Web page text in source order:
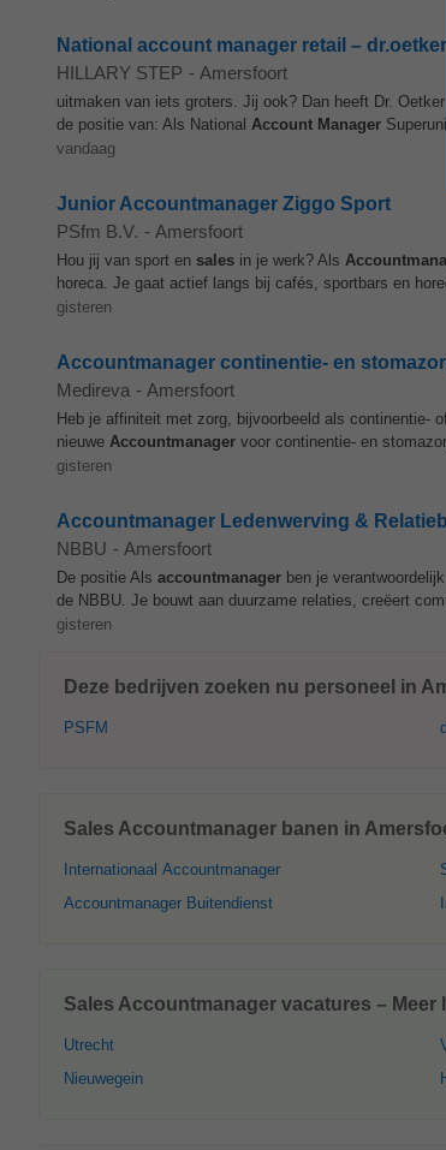
National account manager retail – dr.oetker
HILLARY STEP - Amersfoort
uitmaken van iets groters. Jij ook? Dan heeft Dr.
de positie van: Als National Account Manager
vandaag
Junior Accountmanager Ziggo Sport
PSfm B.V. - Amersfoort
Hou jij van sport en sales in je werk? Als
horeca. Je gaat actief langs bij cafés, sportbars en
gisteren
Accountmanager continentie- en
Medireva - Amersfoort
Heb je affiniteit met zorg, bijvoorbeeld als continentie-
nieuwe Accountmanager voor continentie- en
gisteren
Accountmanager Ledenwerving &
NBBU - Amersfoort
De positie Als accountmanager ben je
de NBBU. Je bouwt aan duurzame relaties, creëert
gisteren
Deze bedrijven zoeken nu personeel in
PSFM
Sales Accountmanager banen in
Internationaal Accountmanager
Accountmanager Buitendienst
Sales Accountmanager vacatures – Meer
Utrecht
Nieuwegein